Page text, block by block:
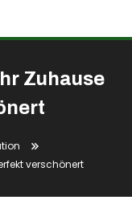
Zuhause
verschönert